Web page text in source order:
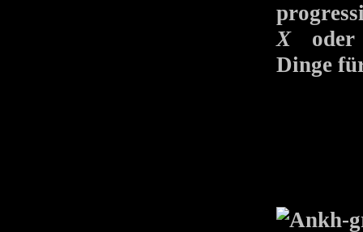
X
Dinge